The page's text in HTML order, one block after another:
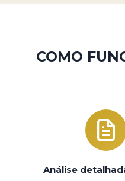
COMO
Análise